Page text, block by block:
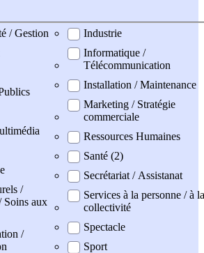
/ Gestion
/
Soins aux
/
Industrie
Informatique /
Télécommunication
Installation / Maintenance
Marketing / Stratégie
commerciale
Ressources Humaines
Santé (2)
Secrétariat / Assistanat
Services à la personne / à la
collectivité
Spectacle
Sport